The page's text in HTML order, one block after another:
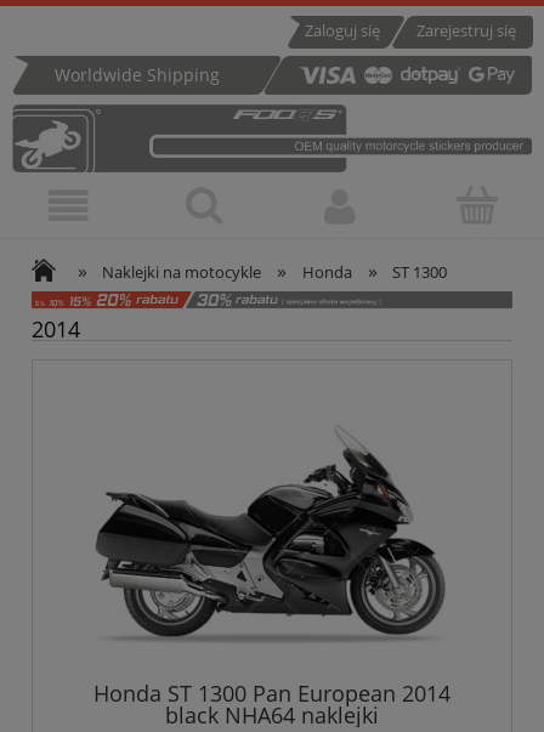
Zarejestruj się
Zaloguj się
Worldwide Shipping
» Naklejki na motocykle » Honda » ST 1300
2014
Honda ST 1300 Pan European 2014
black NHA64 naklejki